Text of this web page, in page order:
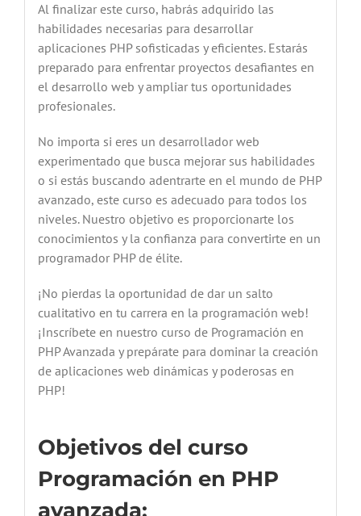
Al finalizar este curso, habrás adquirido las
habilidades necesarias para desarrollar
aplicaciones PHP sofisticadas y eficientes. Estarás
preparado para enfrentar proyectos desafiantes en
el desarrollo web y ampliar tus oportunidades
profesionales.
No importa si eres un desarrollador web
experimentado que busca mejorar sus habilidades
o si estás buscando adentrarte en el mundo de PHP
avanzado, este curso es adecuado para todos los
niveles. Nuestro objetivo es proporcionarte los
conocimientos y la confianza para convertirte en un
programador PHP de élite.
¡No pierdas la oportunidad de dar un salto
cualitativo en tu carrera en la programación web!
¡Inscríbete en nuestro curso de Programación en
PHP Avanzada y prepárate para dominar la creación
de aplicaciones web dinámicas y poderosas en
PHP!
Objetivos del curso
Programación en PHP
avanzada: